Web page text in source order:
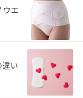
ウエ
い